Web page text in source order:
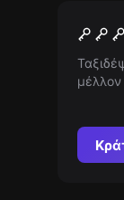
Νέος
γεμάτα
σχέδια